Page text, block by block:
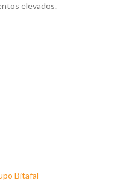
elevados.